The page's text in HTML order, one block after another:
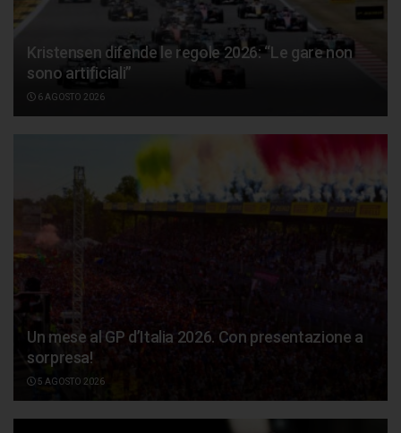
Kristensen difende le regole 2026: “Le gare non
sono artificiali”
6 AGOSTO 2026
Un mese al GP d’Italia 2026. Con presentazione a
sorpresa!
5 AGOSTO 2026